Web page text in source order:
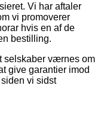
Vi har aftaler
vi promoverer
hvis en af de
bestilling.
selskaber værnes om
give garantier imod
vi sidst